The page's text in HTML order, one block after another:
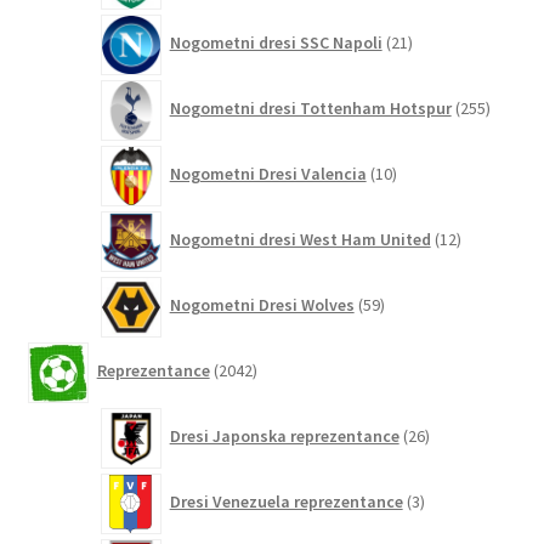
Nogometni dresi SSC Napoli 21izdelkov
Nogometni dresi Tottenham Hotspur 255
Nogometni Dresi Valencia 10izdelkov
Nogometni dresi West Ham United 12izdelkov
Nogometni Dresi Wolves 59izdelkov
Reprezentance 2042izdelkov
Dresi Japonska reprezentance 26izdelkov
Dresi Venezuela reprezentance 3izdelki